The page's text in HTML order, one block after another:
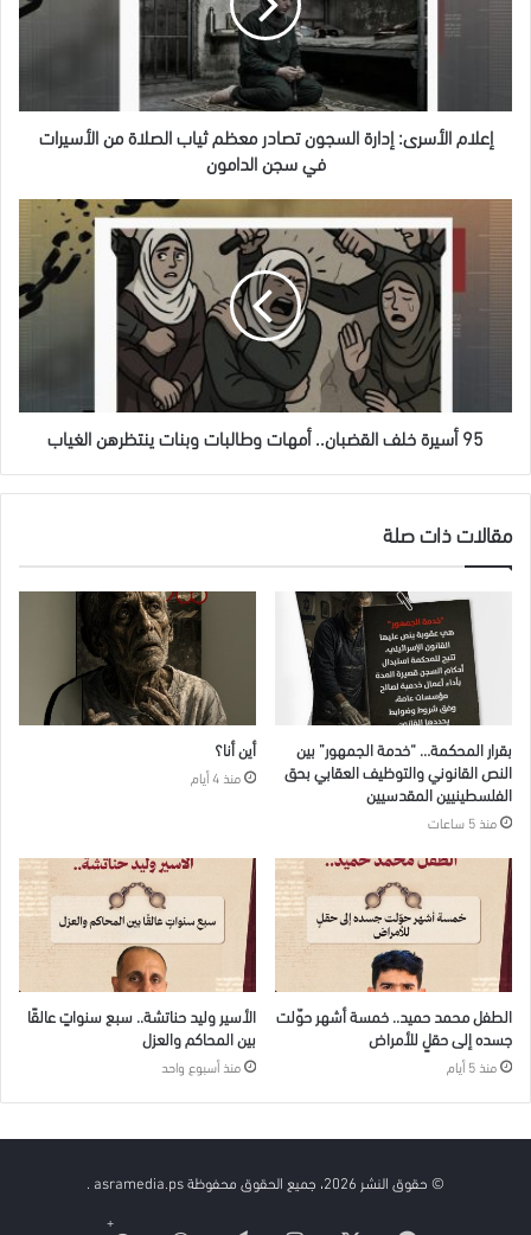
من
الأسيرات
الدامون
إعلام الأسرى: إدارة السجون تصادر معظم ثياب الصلاة من الأسيرات
في سجن الدامون
95
أسيرة
خلف
القضبان..
الغياب
95 أسيرة خلف القضبان.. أمهات وطالبات وبنات ينتظرهن الغياب
مقالات ذات صلة
بقرار المحكمة… “خدمة الجمهور” بين
النص القانوني والتوظيف العقابي بحق
الفلسطينيين المقدسيين
منذ 5 ساعات
أين أنا؟
منذ 4 أيام
الطفل محمد حميد.. خمسة أشهر حوّلت
جسده إلى حقلٍ للأمراض
منذ 5 أيام
الأسير وليد حناتشة.. سبع سنواتٍ عالقًا
بين المحاكم والعزل
منذ أسبوع واحد
© حقوق النشر 2026، جميع الحقوق محفوظة asramedia.ps .